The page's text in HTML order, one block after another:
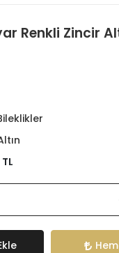
Renkli Zincir